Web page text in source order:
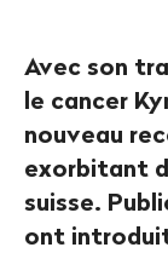
Avec son
le cancer
nouveau
exorbitant
suisse.
ont